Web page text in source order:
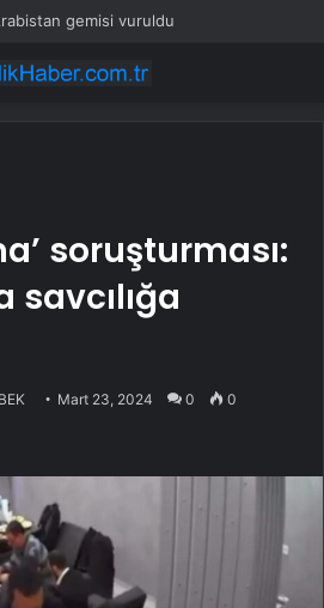
gemisi vuruldu
soruşturması:
savcılığa
Mart 23, 2024 0 0